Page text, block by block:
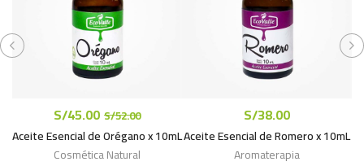
S/52.00
S/45.00
Aceite Esencial de Orégano x 10mL
Cosmética Natural
S/38.00
Aceite Esencial de Romero x 10mL
Aromaterapia